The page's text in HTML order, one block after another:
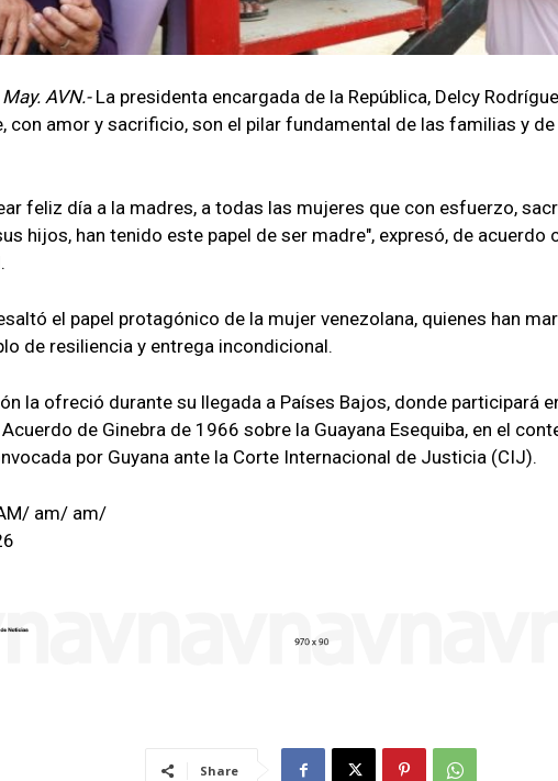
AVN.-La presidenta encargada de la República, Delcy
con amor y sacrificio, son el pilar fundamental de las familias y
feliz día a la madres, a todas las mujeres que con esfuerzo,
hijos, han tenido este papel de ser madre", expresó, de acuerdo
el papel protagónico de la mujer venezolana, quienes han
de resiliencia y entrega incondicional.
la ofreció durante su llegada a Países Bajos, donde participará
de Ginebra de 1966 sobre la Guayana Esequiba, en el
por Guyana ante la Corte Internacional de Justicia (CIJ).
am/ am/
Share